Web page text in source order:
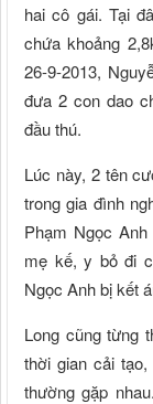
hai cô gái. Tại
chứa khoảng
26-9-2013,
đưa 2 con dao
đầu thú.
Lúc này, 2 tên
trong gia đình
Phạm Ngọc
mẹ kế, y bỏ đi
Ngọc Anh bị kết
Long cũng từng
thời gian cải
thường gặp